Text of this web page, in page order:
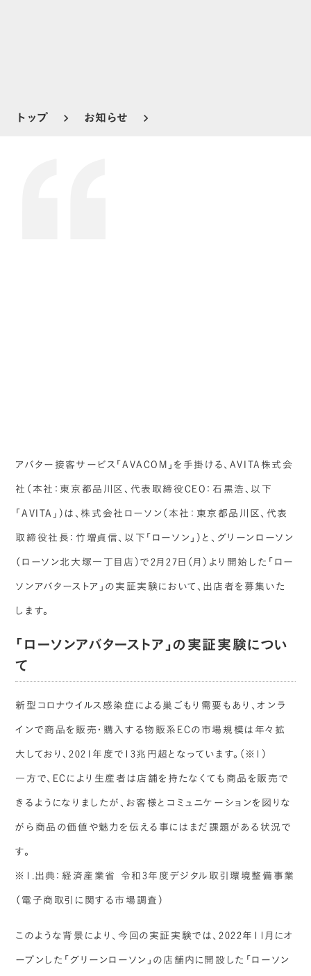
トップ keyboard_arrow_right お知らせ keyboard_arrow_right
アバター接客サービス「AVACOM」を手掛ける、AVITA株式会
社（本社：東京都品川区、代表取締役CEO：石黒浩、以下
「AVITA」）は、株式会社ローソン（本社：東京都品川区、代表
取締役社長：竹増貞信、以下「ローソン」）と、グリーンローソン
（ローソン北大塚一丁目店）で2月27日（月）より開始した「ロー
ソンアバターストア」の実証実験において、出店者を募集いた
します。
「ローソンアバターストア」の実証実験につい
て
新型コロナウイルス感染症による巣ごもり需要もあり、オンラ
インで商品を販売・購入する物販系ECの市場規模は年々拡
大しており、2021年度で13兆円超となっています。（※1）
一方で、ECにより生産者は店舗を持たなくても商品を販売で
きるようになりましたが、お客様とコミュニケーションを図りな
がら商品の価値や魅力を伝える事にはまだ課題がある状況で
す。
※1.出典：経済産業省 令和3年度デジタル取引環境整備事業
（電子商取引に関する市場調査）
このような背景により、今回の実証実験では、2022年11月にオ
ープンした「グリーンローソン」の店舗内に開設した「ローソン